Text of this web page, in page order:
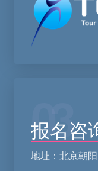
03
报名咨
地址：北京朝